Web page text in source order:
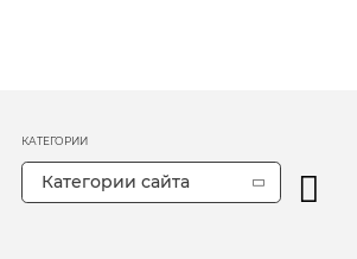
КАТЕГОРИИ
Категории сайта